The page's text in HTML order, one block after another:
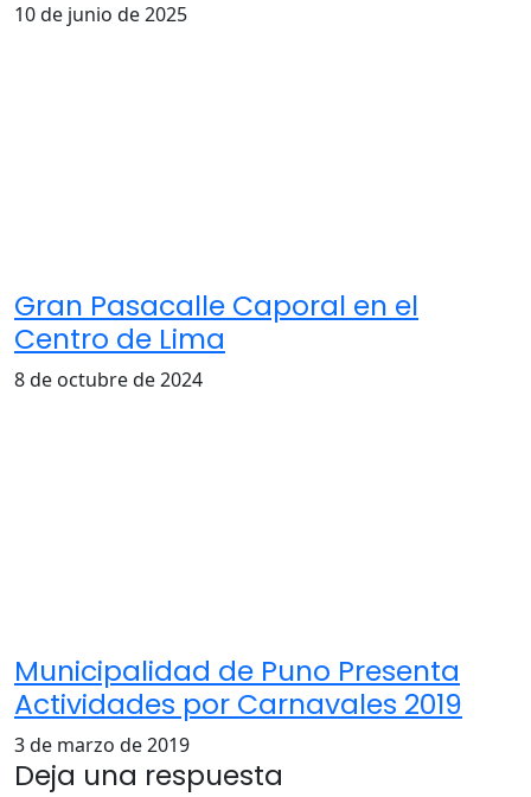
10 de junio de 2025
Gran Pasacalle Caporal en el
Centro de Lima
8 de octubre de 2024
Municipalidad de Puno Presenta
Actividades por Carnavales 2019
3 de marzo de 2019
Deja una respuesta